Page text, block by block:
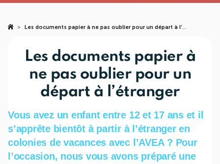
> Les documents papier à ne pas oublier pour un départ à l’étranger
Les documents papier à
ne pas oublier pour un
départ à l’étranger
Vous avez un enfant entre 12 et 17 ans et il
s’apprête bientôt à partir à l’étranger en
colonies de vacances avec l’AVEA ? Pour
l’occasion, nous vous avons préparé une